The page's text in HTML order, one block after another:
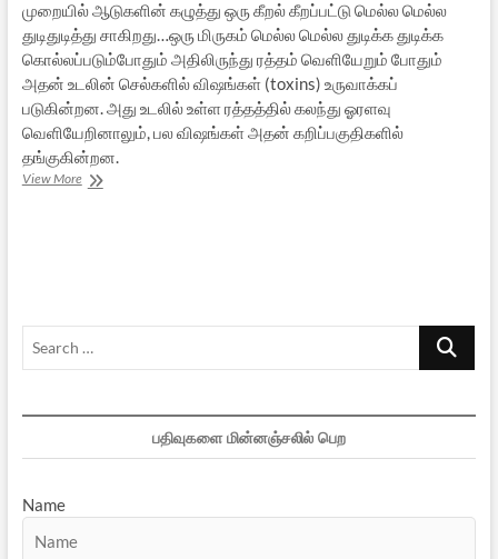
முறையில் ஆடுகளின் கழுத்து ஒரு கீறல் கீறப்பட்டு மெல்ல மெல்ல
துடிதுடித்து சாகிறது…ஒரு மிருகம் மெல்ல மெல்ல துடிக்க துடிக்க
கொல்லப்படும்போதும் அதிலிருந்து ரத்தம் வெளியேறும் போதும்
அதன் உடலின் செல்களில் விஷங்கள் (toxins) உருவாக்கப்
படுகின்றன. அது உடலில் உள்ள ரத்தத்தில் கலந்து ஓரளவு
வெளியேறினாலும், பல விஷங்கள் அதன் கறிப்பகுதிகளில்
தங்குகின்றன.
View Moreஹலால்
Search
பதிவுகளை மின்னஞ்சலில் பெற
Name